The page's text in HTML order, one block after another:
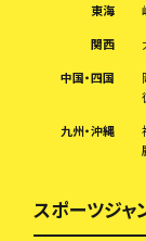
東海
関西
中国・四国
九州・沖縄
スポーツジャ